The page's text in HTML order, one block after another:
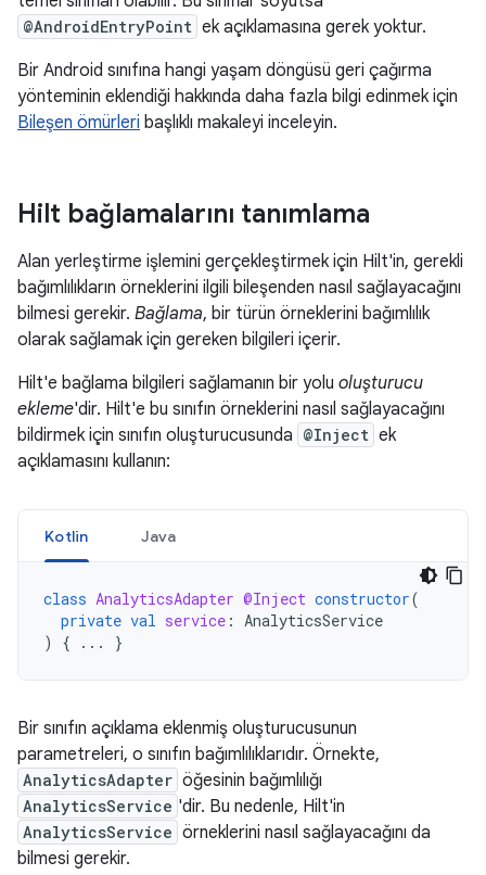
@AndroidEntryPoint ek açıklamasına gerek yoktur.
Bir Android sınıfına hangi yaşam döngüsü geri çağırma
yönteminin eklendiği hakkında daha fazla bilgi edinmek için
Bileşen ömürleri başlıklı makaleyi inceleyin.
Hilt bağlamalarını tanımlama
Alan yerleştirme işlemini gerçekleştirmek için Hilt'in, gerekli
bağımlılıkların örneklerini ilgili bileşenden nasıl sağlayacağını
bilmesi gerekir. Bağlama, bir türün örneklerini bağımlılık
olarak sağlamak için gereken bilgileri içerir.
Hilt'e bağlama bilgileri sağlamanın bir yolu oluşturucu
ekleme'dir. Hilt'e bu sınıfın örneklerini nasıl sağlayacağını
bildirmek için sınıfın oluşturucusunda @Inject ek
açıklamasını kullanın:
Kotlin Java
class AnalyticsAdapter @Inject constructor(
private val service : AnalyticsService
)
{ ... }
Bir sınıfın açıklama eklenmiş oluşturucusunun
parametreleri, o sınıfın bağımlılıklarıdır. Örnekte,
AnalyticsAdapter öğesinin bağımlılığı
AnalyticsService 'dir. Bu nedenle, Hilt'in
AnalyticsService örneklerini nasıl sağlayacağını da
bilmesi gerekir.